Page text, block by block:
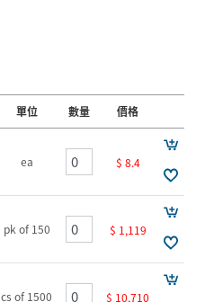
單位 數量 價格
ea $ 8.4
pk of 150 $ 1,119
cs of 1500 $ 10,710